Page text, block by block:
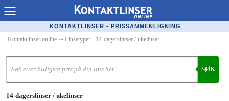
Kontaktlinser Online
Kjøpe linser på nett
Linseforhandlere
KONTAKTLINSER - PRISSAMMENLIGNING
Kontaktlinser online ⤏ Linsetyper - 14-dagerslinser / ukelinser
SØK
14-dagerslinser / ukelinser